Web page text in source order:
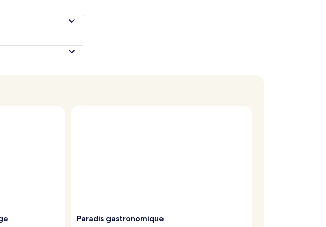
Paradis gastronomique